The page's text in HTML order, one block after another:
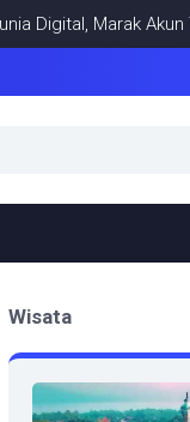
Marak Akun
Wisata